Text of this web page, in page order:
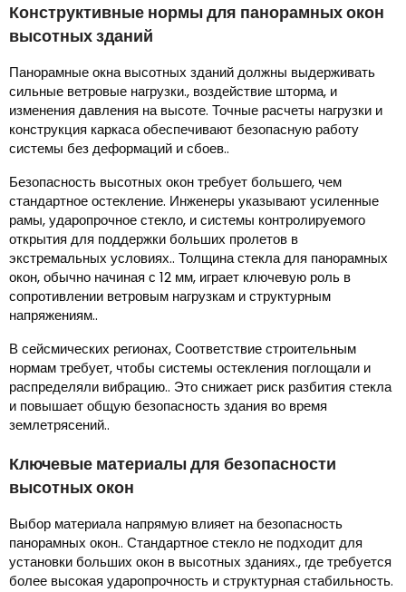
Конструктивные нормы для панорамных окон
высотных зданий
Панорамные окна высотных зданий должны выдерживать
сильные ветровые нагрузки., воздействие шторма, и
изменения давления на высоте. Точные расчеты нагрузки и
конструкция каркаса обеспечивают безопасную работу
системы без деформаций и сбоев..
Безопасность высотных окон требует большего, чем
стандартное остекление. Инженеры указывают усиленные
рамы, ударопрочное стекло, и системы контролируемого
открытия для поддержки больших пролетов в
экстремальных условиях.. Толщина стекла для панорамных
окон, обычно начиная с 12 мм, играет ключевую роль в
сопротивлении ветровым нагрузкам и структурным
напряжениям..
В сейсмических регионах, Соответствие строительным
нормам требует, чтобы системы остекления поглощали и
распределяли вибрацию.. Это снижает риск разбития стекла
и повышает общую безопасность здания во время
землетрясений..
Ключевые материалы для безопасности
высотных окон
Выбор материала напрямую влияет на безопасность
панорамных окон.. Стандартное стекло не подходит для
установки больших окон в высотных зданиях., где требуется
более высокая ударопрочность и структурная стабильность.